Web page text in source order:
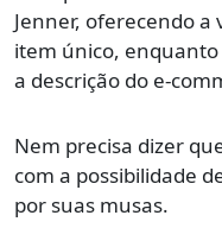
Jenner, oferecendo
item único,
a descrição do e-
Nem precisa dizer
com a possibilidade
por suas musas.